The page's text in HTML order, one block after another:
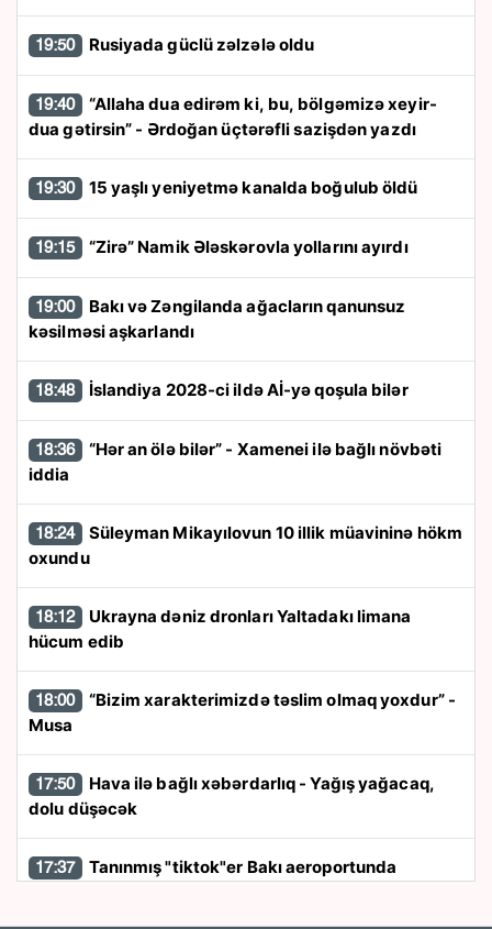
19:50 Rusiyada güclü zəlzələ oldu
19:40
dua gətirsin” - Ərdoğan üçtərəfli sazişdən yazdı
19:30 15 yaşlı yeniyetmə kanalda boğulub öldü
19:15 “Zirə” Namik Ələskərovla yollarını ayırdı
19:00
kəsilməsi aşkarlandı
18:48 İslandiya 2028-ci ildə Aİ-yə qoşula bilər
18:36
iddia
18:24
oxundu
18:12
hücum edib
18:00
Musa
17:50
dolu düşəcək
17:37